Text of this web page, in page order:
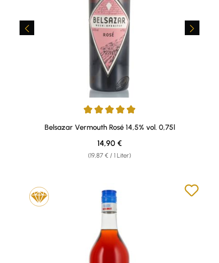
Durchschnittliche Bewertung von 5 von 5 Sternen
Belsazar Vermouth Rosé 14,5% vol. 0,75l
(19,87 € / 1 Liter)
Regulärer Preis:
14,90 €